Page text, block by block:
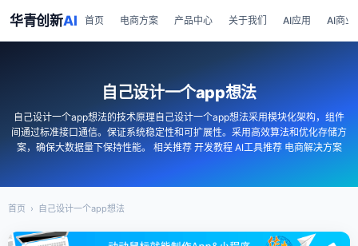
华青创新AI 首页 电商方案 产品中心 关于我们 AI应用 AI商业
自己设计一个app想法
自己设计一个app想法的技术原理自己设计一个app想法采用模块化架构，组件
间通过标准接口通信。保证系统稳定性和可扩展性。采用高效算法和优化存储方
案，确保大数据量下保持性能。 相关推荐 开发教程 AI工具推荐 电商解决方案
首页 › 自己设计一个app想法